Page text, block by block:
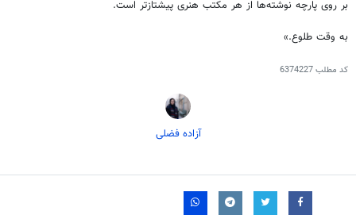
بر روی پارچه نوشته‌ها از هر مکتب هنری پیشتازتر است.
به وقت طلوع.»
کد مطلب6374227
آزاده فضلی